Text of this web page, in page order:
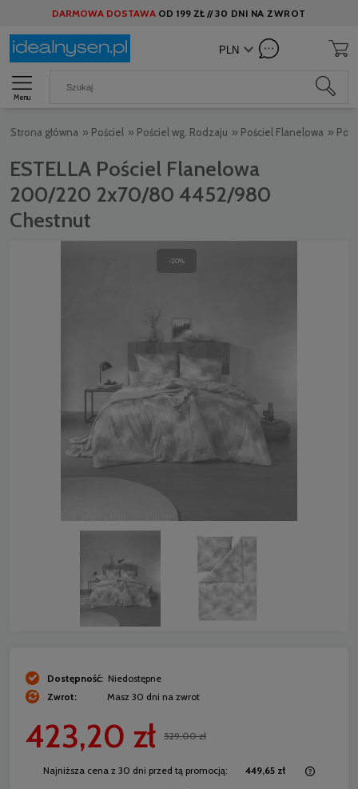
DARMOWA DOSTAWA OD 199 ZŁ //30 DNI NA ZWROT
Menu
Strona główna » Pościel » Pościel wg. Rodzaju » Pościel Flanelowa »
ESTELLA Pościel Flanelowa
200/220 2x70/80 4452/980
Chestnut
-20%
Dostępność: Niedostępne
Zwrot:
Masz 30 dni na zwrot
423,20 zł 529,00 zł
Najniższa cena z 30 dni przed tą promocją: 449,65 zł